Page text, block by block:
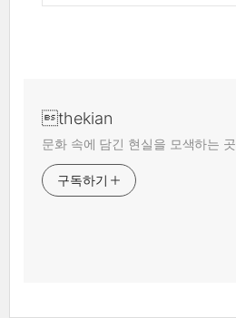
thekian
문화 속에 담긴 현실을 모색하는 곳
구독하기